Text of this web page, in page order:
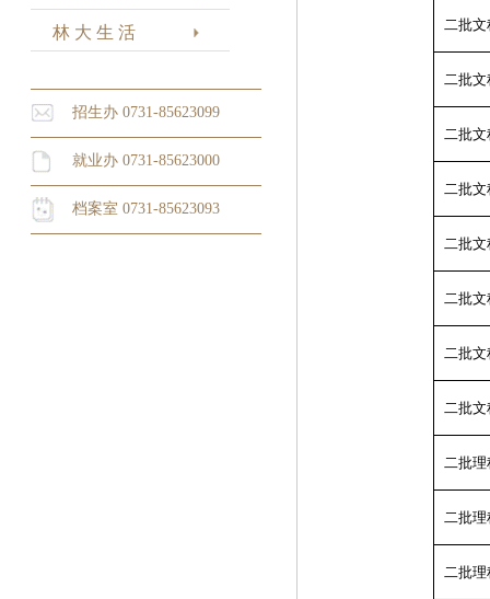
林 大 生 活
招生办 0731-85623099
就业办 0731-85623000
档案室 0731-85623093
二批文
二批文
二批文
二批文
二批文
二批文
二批文
二批文
二批理
二批理
二批理